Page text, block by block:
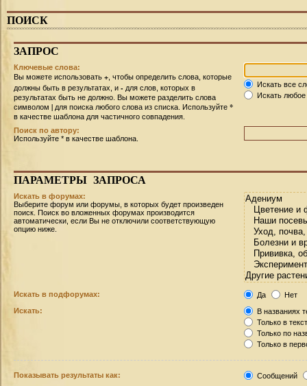
ПОИСК
ЗАПРОС
Ключевые слова:
Вы можете использовать + , чтобы определить слова, которые
должны быть в результатах, и - для слов, которых в
результатах быть не должно. Вы можете разделить слова
символом | для поиска любого слова из списка. Используйте *
в качестве шаблона для частичного совпадения.
Искать все
Искать
Поиск по автору:
Используйте * в качестве шаблона.
ПАРАМЕТРЫ ЗАПРОСА
Искать в форумах:
Выберите форум или форумы, в которых будет произведен
поиск. Поиск во вложенных форумах производится
автоматически, если Вы не отключили соответствующую
опцию ниже.
Искать в подфорумах: Да
Нет
Искать:
В названиях
Только в
Только по
Только в
Показывать результаты как:
Сообщений